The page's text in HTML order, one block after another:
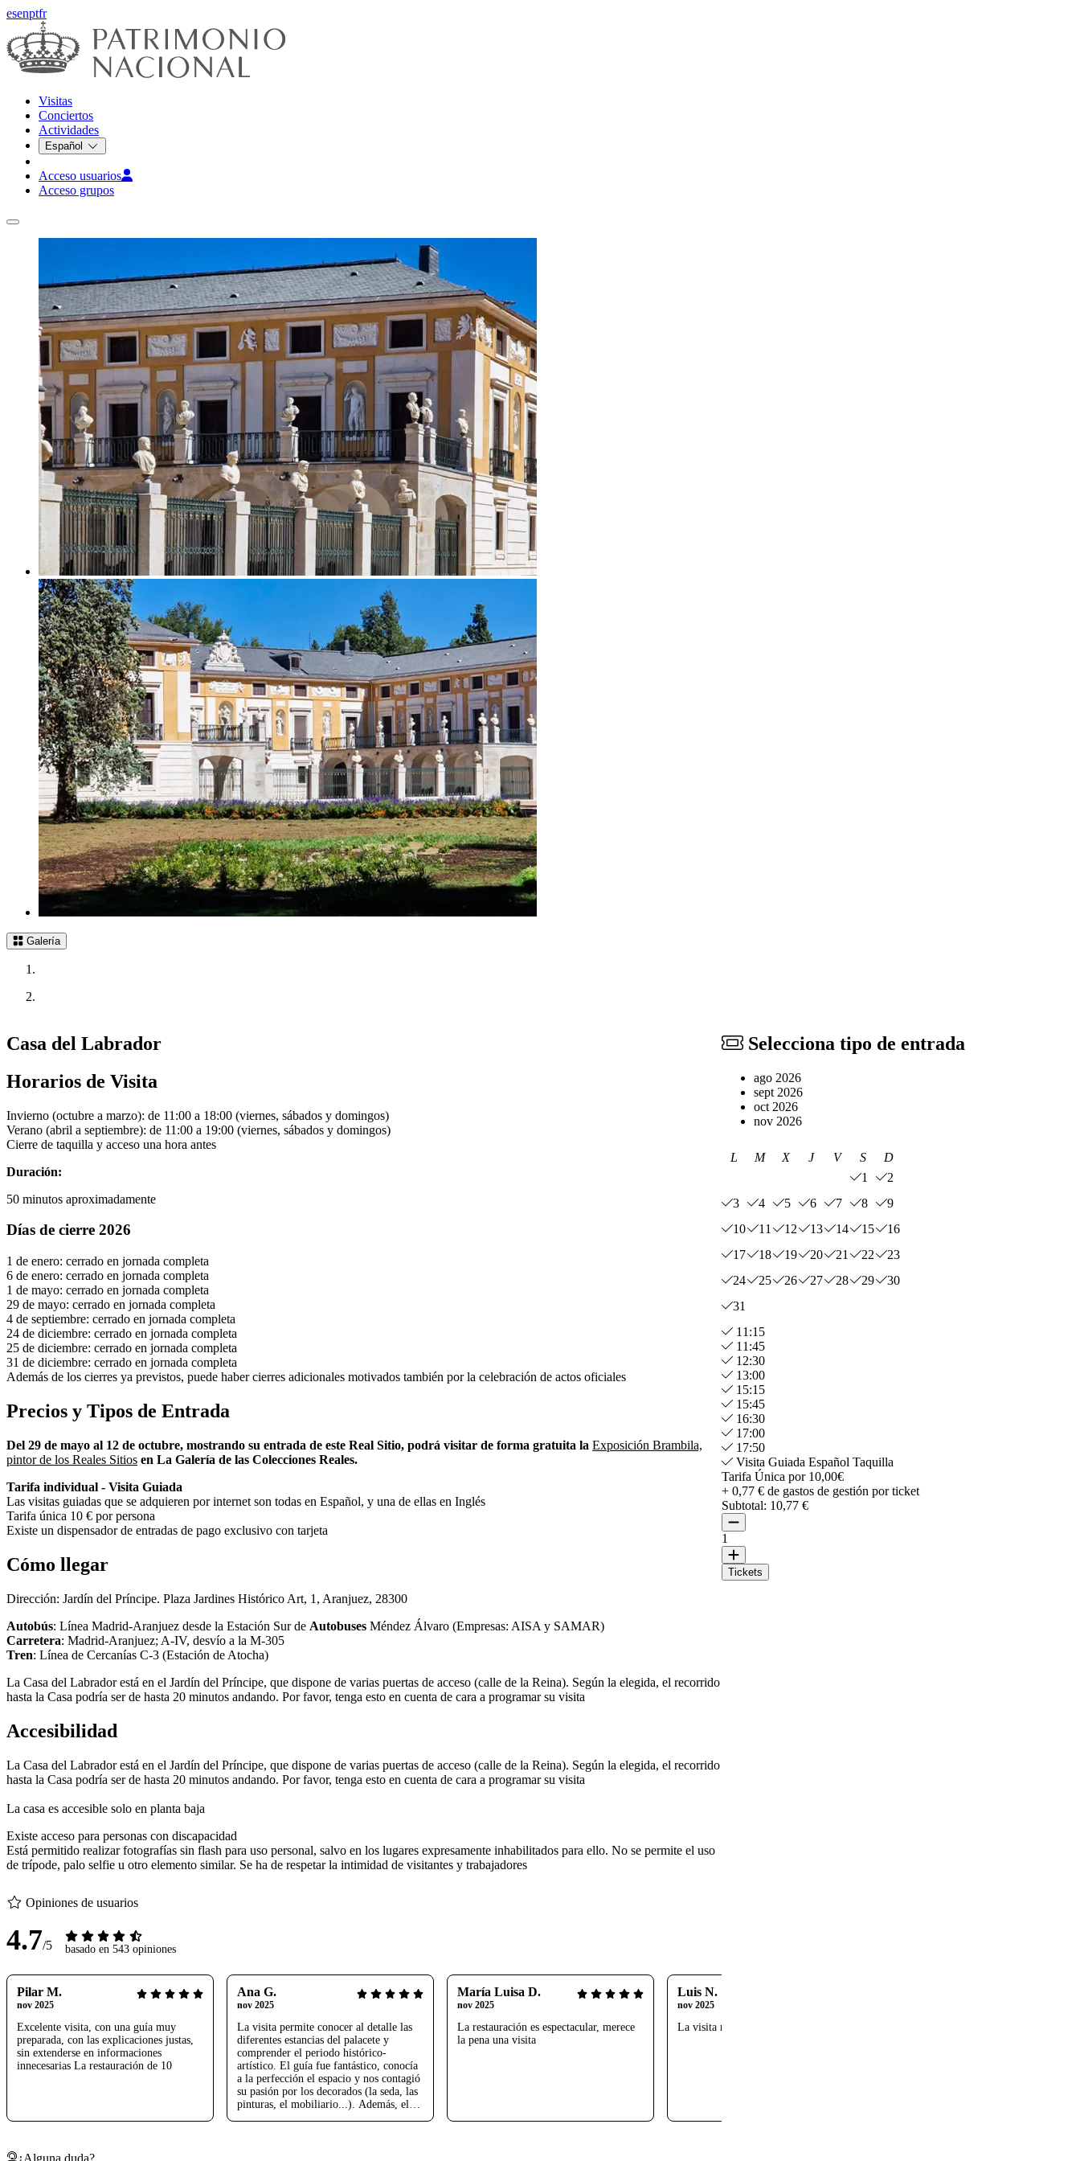
esenptfr
Visitas
Conciertos
Actividades
Español
Acceso usuarios
Acceso grupos
Galería
Casa del Labrador
Horarios de Visita
Invierno (octubre a marzo): de 11:00 a 18:00 (viernes, sábados y domingos)
Verano (abril a septiembre): de 11:00 a 19:00 (viernes, sábados y domingos)
Cierre de taquilla y acceso una hora antes
Duración:
50 minutos aproximadamente
Días de cierre 2026
1 de enero: cerrado en jornada completa
6 de enero: cerrado en jornada completa
1 de mayo: cerrado en jornada completa
29 de mayo: cerrado en jornada completa
4 de septiembre: cerrado en jornada completa
24 de diciembre: cerrado en jornada completa
25 de diciembre: cerrado en jornada completa
31 de diciembre: cerrado en jornada completa
Además de los cierres ya previstos, puede haber cierres adicionales motivados también por la celebración de actos oficiales
Precios y Tipos de Entrada
Del 29 de mayo al 12 de octubre, mostrando su entrada de este Real Sitio, podrá visitar de forma gratuita la Exposición Brambila,
pintor de los Reales Sitios en La Galería de las Colecciones Reales.
Tarifa individual - Visita Guiada
Las visitas guiadas que se adquieren por internet son todas en Español, y una de ellas en Inglés
Tarifa única 10 € por persona
Existe un dispensador de entradas de pago exclusivo con tarjeta
Cómo llegar
Dirección: Jardín del Príncipe. Plaza Jardines Histórico Art, 1, Aranjuez, 28300
Autobús: Línea Madrid-Aranjuez desde la Estación Sur de Autobuses Méndez Álvaro (Empresas: AISA y SAMAR)
Carretera: Madrid-Aranjuez; A-IV, desvío a la M-305
Tren: Línea de Cercanías C-3 (Estación de Atocha)
La Casa del Labrador está en el Jardín del Príncipe, que dispone de varias puertas de acceso (calle de la Reina). Según la elegida, el recorrido
hasta la Casa podría ser de hasta 20 minutos andando. Por favor, tenga esto en cuenta de cara a programar su visita
Accesibilidad
La Casa del Labrador está en el Jardín del Príncipe, que dispone de varias puertas de acceso (calle de la Reina). Según la elegida, el recorrido
hasta la Casa podría ser de hasta 20 minutos andando. Por favor, tenga esto en cuenta de cara a programar su visita
La casa es accesible solo en planta baja
Existe acceso para personas con discapacidad
Está permitido realizar fotografías sin flash para uso personal, salvo en los lugares expresamente inhabilitados para ello. No se permite el uso
de trípode, palo selfie u otro elemento similar. Se ha de respetar la intimidad de visitantes y trabajadores
Opiniones de usuarios
4.7/5 basado en 543 opiniones
Pilar M.
nov 2025
Excelente visita, con una guía muy
preparada, con las explicaciones justas,
sin extenderse en informaciones
innecesarias La restauración de 10
Ana G.
nov 2025
La visita permite conocer al detalle las
diferentes estancias del palacete y
comprender el periodo histórico-
artístico. El guía fue fantástico, conocía
a la perfección el espacio y nos contagió
su pasión por los decorados (la seda, las
pinturas, el mobiliario...). Además, el
María Luisa D.
nov 2025
La restauración es espectacular, merece
la pena una visita
Luis N.
nov 2025
La visita muy bien, el precio excesivo
Selecciona tipo de entrada
ago 2026
sept 2026
oct 2026
nov 2026
L M X J V S
D
1
2
3
4 5 6 7 8
9
10
11 12 13 14 15
16
17
18 19 20 21 22
23
24
25 26 27 28 29
30
31
11:15
11:45
12:30
13:00
15:15
15:45
16:30
17:00
17:50
Visita Guiada Español Taquilla
Tarifa Única por 10,00€
+ 0,77 € de gastos de gestión por ticket
Subtotal: 10,77 €
1
Tickets